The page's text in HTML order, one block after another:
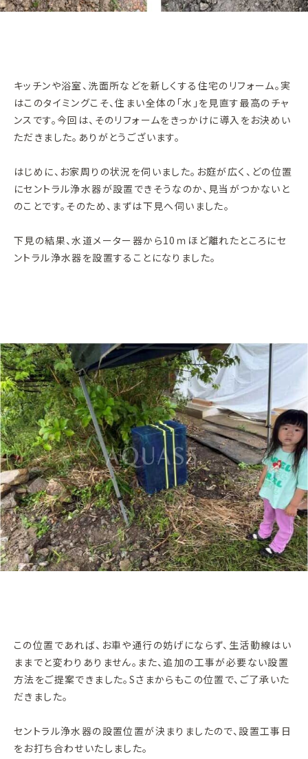
キッチンや浴室、洗面所などを新しくする住宅のリフォーム。実
はこのタイミングこそ、住まい全体の「水」を見直す最高のチャ
ンスです。今回は、そのリフォームをきっかけに導入をお決めい
ただきました。ありがとうございます。
はじめに、お家周りの状況を伺いました。お庭が広く、どの位置
にセントラル浄水器が設置できそうなのか、見当がつかないと
のことです。そのため、まずは下見へ伺いました。
下見の結果、水道メーター器から10ｍほど離れたところにセ
ントラル浄水器を設置することになりました。
この位置であれば、お車や通行の妨げにならず、生活動線はい
ままでと変わりありません。また、追加の工事が必要ない設置
方法をご提案できました。Sさまからもこの位置で、ご了承いた
だきました。
セントラル浄水器の設置位置が決まりましたので、設置工事日
をお打ち合わせいたしました。